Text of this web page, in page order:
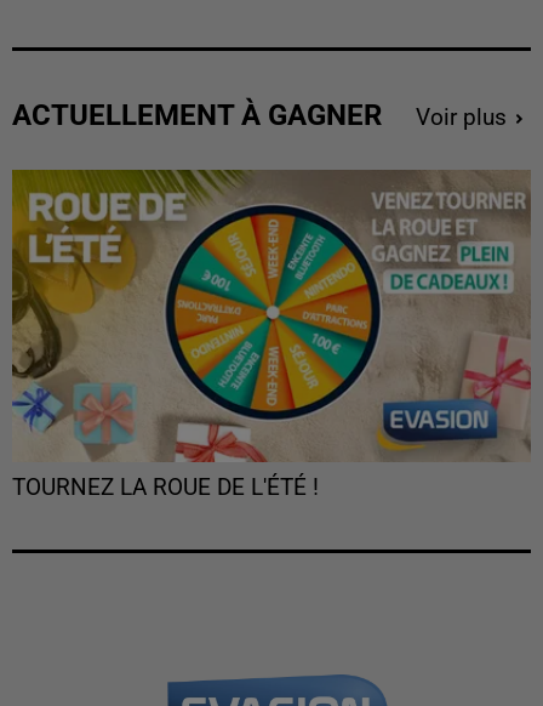
ACTUELLEMENT À GAGNER Voir plus
TOURNEZ LA ROUE DE L'ÉTÉ !